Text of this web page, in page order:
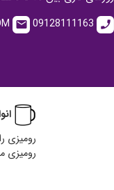
call
09128111163
email
رومیزی
رومیزی